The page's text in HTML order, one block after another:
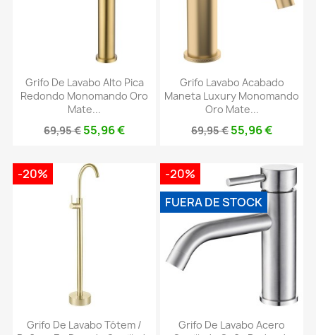
Grifo De Lavabo Alto Pica
Redondo Monomando Oro
Mate...
69,95 € 55,96 €
Grifo Lavabo Acabado
Maneta Luxury Monomando
Oro Mate...
69,95 € 55,96 €
Grifo De Lavabo Tótem /
-20%
Grifo De Lavabo Acero
-20%
FUERA DE STOCK